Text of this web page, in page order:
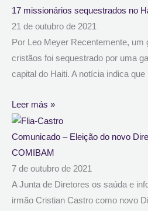
17 missionários sequestrados no
21 de outubro de 2021
Por Leo Meyer Recentemente, um
cristãos foi sequestrado por uma
capital do Haiti. A notícia indica que
Leer más »
Comunicado – Eleição do novo
COMIBAM
7 de outubro de 2021
A Junta de Diretores os saúda e
irmão Cristian Castro como novo